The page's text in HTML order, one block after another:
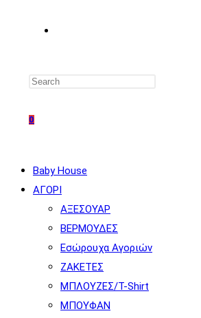
0
Baby House
ΑΓΟΡΙ
ΑΞΕΣΟΥΑΡ
ΒΕΡΜΟΥΔΕΣ
Εσώρουχα Αγοριών
ΖΑΚΕΤΕΣ
ΜΠΛΟΥΖΕΣ/T-Shirt
ΜΠΟΥΦΑΝ